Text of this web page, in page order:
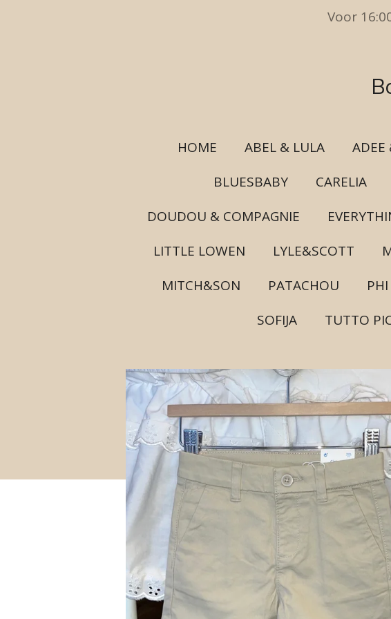
Voor
HOME ABEL & LULA ADEE
BLUESBABY
CARELIA
DOUDOU & COMPAGNIE
LITTLE LOWEN
LYLE&SCOTT
MITCH&SON
PATACHOU PHI
SOFIJA
TUTTO